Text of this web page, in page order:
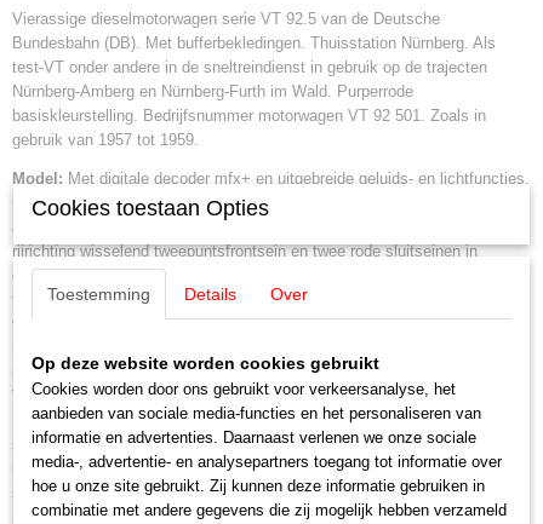
Staat
Nieuw
Vierassige dieselmotorwagen serie VT 92.5 van de Deutsche
Bundesbahn (DB). Met bufferbekledingen. Thuisstation Nürnberg. Als
test-VT onder andere in de sneltreindienst in gebruik op de trajecten
Nürnberg-Amberg en Nürnberg-Furth im Wald. Purperrode
basiskleurstelling. Bedrijfsnummer motorwagen VT 92 501. Zoals in
gebruik van 1957 tot 1959.
Model: Met digitale decoder mfx+ en uitgebreide geluids- en lichtfuncties.
Geregelde hoogvermogenaandrijving met vliegwiel. 2 cardan aangedreven
aandrijfassen in het motoraangedreven draaistel. Antislipbanden. Met de
rijrichting wisselend tweepuntsfrontsein en twee rode sluitseinen in
conventioneel bedrijf, digitaal schakelbaar. Frontsein voor en achter
telkens apart digitaal uitschakelbaar. Extra machinistencabineverlichting
voor en achter, elk afzonderlijk digitaal schakelbaar. Bovendien zijn de
slaapcoupé en de kastruimte elk afzonderlijk digitaal schakelbaar.
Verlichting met onderhoudsvrije warmwitte en rode ledlampjes.
Bewegende ventilator. Ventilatoraandrijving afzonderlijk digitaal
schakelbaar. Aan beide zijden stroomgeleidende kortkoppelingen. De
binnenverlichting voor aangekoppelde personenrijtuigen uit set
sneltreinrijtuigen 41327 kan via de stroomgeleidende kortkoppeling van de
motorwagen afzonderlijk digitaal worden geschakeld. Frontschorten
Cookies toestaan Opties
Toestemming Details Over
Op deze website worden cookies gebruikt
Cookies worden door ons gebruikt voor verkeersanalyse, het
aanbieden van sociale media-functies en het personaliseren van
informatie en advertenties. Daarnaast verlenen we onze sociale
media-, advertentie- en analysepartners toegang tot informatie over
hoe u onze site gebruikt. Zij kunnen deze informatie gebruiken in
combinatie met andere gegevens die zij mogelijk hebben verzameld